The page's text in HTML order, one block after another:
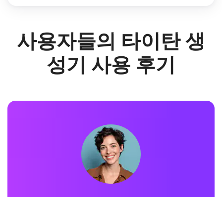
사용자들의 타이탄 생
성기 사용 후기